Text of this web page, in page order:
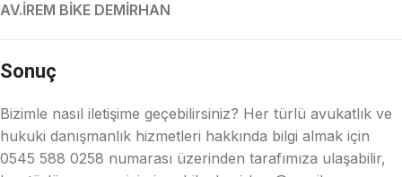
AV.İREM BİKE DEMİRHAN
Sonuç
Bizimle nasıl iletişime geçebilirsiniz? Her türlü avukatlık ve
hukuki danışmanlık hizmetleri hakkında bilgi almak için
0545 588 0258 numarası üzerinden tarafımıza ulaşabilir,